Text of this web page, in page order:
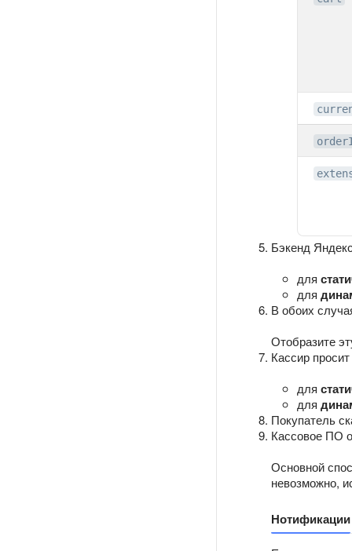
Бэкенд
для
для
В обоих
Отобразите
Кассир
для
для
Покупатель
Кассовое ПО
Основной
невозможно,
Нотификации